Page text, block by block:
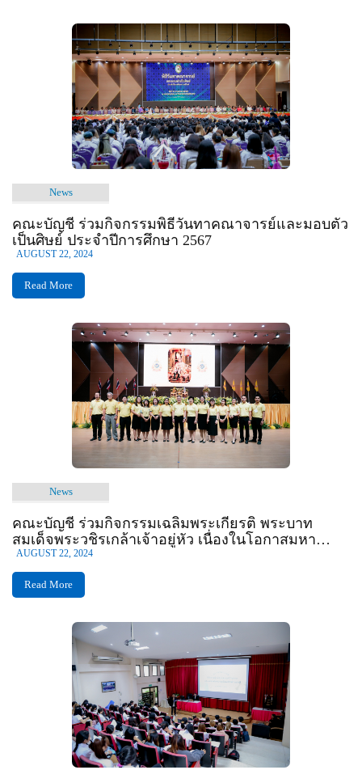
News
คณะบัญชี ร่วมกิจกรรมพิธีวันทาคณาจารย์และมอบตัว
เป็นศิษย์ ประจำปีการศึกษา 2567
AUGUST 22, 2024
Read More
News
คณะบัญชี ร่วมกิจกรรมเฉลิมพระเกียรติ พระบาท
สมเด็จพระวชิรเกล้าเจ้าอยู่หัว เนื่องในโอกาสมหา
มงคลเฉลิมพระชนมพรรษา 6 รอบ 28 กรกฎาคม 2567
AUGUST 22, 2024
Read More